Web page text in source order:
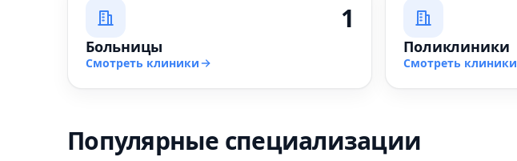
1
Больницы
Смотреть клиники
Поликлиники
Смотреть клиники
Популярные специализации